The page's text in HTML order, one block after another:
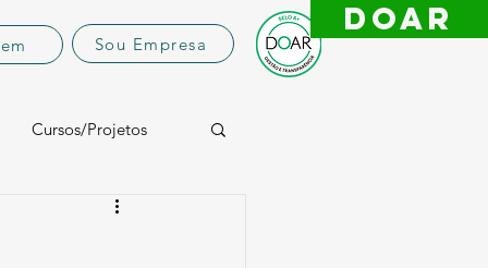
DOAR
Sou Empresa
Cursos/Projetos